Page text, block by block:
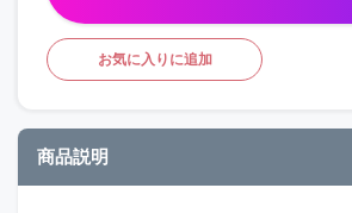
お気に入りに追加
商品説明